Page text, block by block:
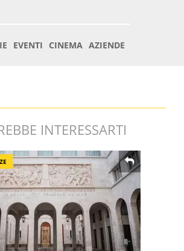
INTERESSARTI